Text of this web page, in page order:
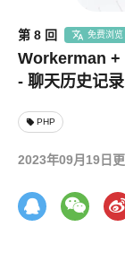
第 8 回 免费浏览
Workerman +
- 聊天历史记录
local_offer PHP
2023年09月19日